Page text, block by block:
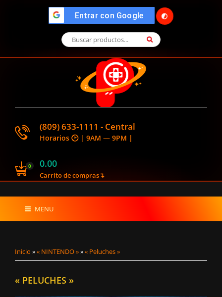
Entrar con Google 🌓
(809) 633-1111 - Central
Horarios 🕑 | 9AM — 9PM |
0 0.00
Carrito de compras↴
MENU
Inicio »« NINTENDO »»« Peluches »
« PELUCHES »